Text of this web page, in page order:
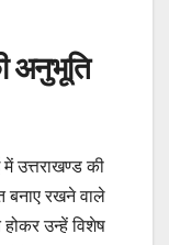
अनुभूति
उत्तराखण्ड की
बनाए रखने वाले
होकर उन्हें विशेष